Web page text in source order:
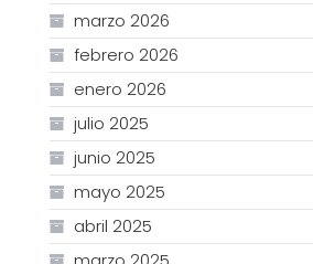
marzo 2026
febrero 2026
enero 2026
julio 2025
junio 2025
mayo 2025
abril 2025